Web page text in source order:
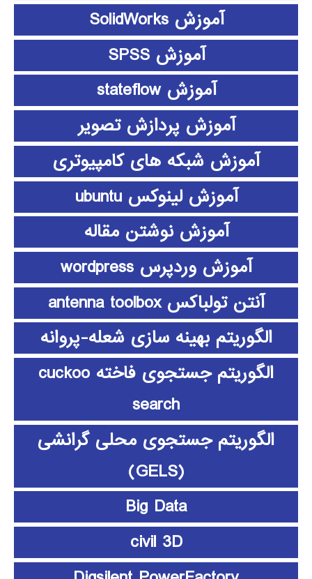
آموزش SolidWorks
آموزش SPSS
آموزش stateflow
آموزش پردازش تصویر
آموزش شبکه های کامپیوتری
آموزش لینوکس ubuntu
آموزش نوشتن مقاله
آموزش وردپرس wordpress
آنتن تولباکس antenna toolbox
الگوریتم بهینه سازی شعله-پروانه
الگوریتم جستجوی فاخته cuckoo
search
الگوریتم جستجوی محلی گرانشی
(GELS)
Big Data
civil 3D